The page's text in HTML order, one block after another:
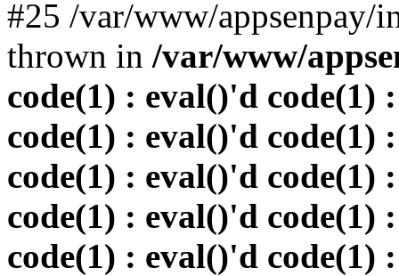
#25 /var/www/
thrown in /var/www/
code(1) : eval()'d code(1)
code(1) : eval()'d code(1)
code(1) : eval()'d code(1)
code(1) : eval()'d code(1)
code(1) : eval()'d code(1)